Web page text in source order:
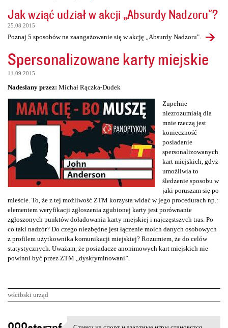
Jak wziąć udział w akcji „Absurdy Nadzoru"?
25.08.2015
Poznaj 5 sposobów na zaangażowanie się w akcję „Absurdy Nadzoru".
Spersonalizowane karty miejskie
11.09.2015
Nadesłany przez: Michał Rączka-Dudek
Zupełnie
niezrozumiałą dla
mnie rzeczą jest
konieczność
posiadanie
spersonalizowanych
kart miejskich, gdyż
umożliwia to
śledzenie sposobu w
jaki poruszam się po
mieście. To, że z tej możliwość ZTM korzysta widać w jego procedurach np.:
elementem weryfikacji zgłoszenia zgubionej karty jest porównanie
zgłoszonych punktów doładowania karty miejskiej i najczęstszych tras. Po
co taki nadzór? Do czego niezbędne jest łączenie moich danych osobowych
z profilem użytkownika komunikacji miejskiej? Rozumiem, że do celów
statystycznych. Uważam, że posiadacze anonimowych kart miejskich nie
powinni być przez ZTM „dyskryminowani”.
wścibski urząd
K